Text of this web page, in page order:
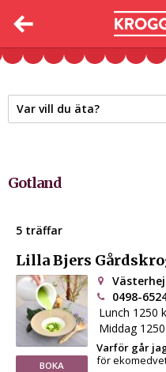
Var vill du äta?
Gotland
5 träffar
Lilla Bjers
BOKA
0498-
Lunch 1250
Middag
Varför går
för